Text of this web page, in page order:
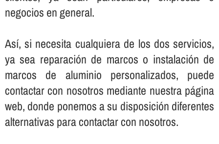
negocios en general.
Así­, si necesita cualquiera de los dos servicios,
ya sea reparación de marcos o instalación de
marcos de aluminio personalizados, puede
contactar con nosotros mediante nuestra página
web, donde ponemos a su disposición diferentes
alternativas para contactar con nosotros.